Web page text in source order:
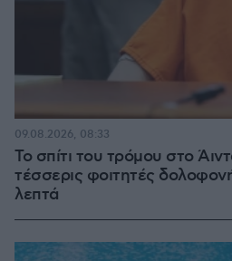
Το σπίτι του τρόμου στο
τέσσερις φοιτητές
λεπτά
09.08.2026, 08:33